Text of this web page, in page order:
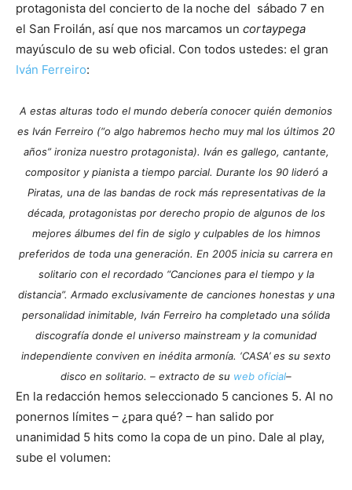
protagonista del concierto de la noche del sábado 7 en
el San Froilán, así que nos marcamos un cortaypega
mayúsculo de su web oficial. Con todos ustedes: el gran
Iván Ferreiro:
A estas alturas todo el mundo debería conocer quién demonios
es Iván Ferreiro (“o algo habremos hecho muy mal los últimos 20
años” ironiza nuestro protagonista). Iván es gallego, cantante,
compositor y pianista a tiempo parcial. Durante los 90 lideró a
Piratas, una de las bandas de rock más representativas de la
década, protagonistas por derecho propio de algunos de los
mejores álbumes del fin de siglo y culpables de los himnos
preferidos de toda una generación. En 2005 inicia su carrera en
solitario con el recordado “Canciones para el tiempo y la
distancia”. Armado exclusivamente de canciones honestas y una
personalidad inimitable, Iván Ferreiro ha completado una sólida
discografía donde el universo mainstream y la comunidad
independiente conviven en inédita armonía. ‘CASA’ es su sexto
disco en solitario. – extracto de su web oficial–
En la redacción hemos seleccionado 5 canciones 5. Al no
ponernos límites – ¿para qué? – han salido por
unanimidad 5 hits como la copa de un pino. Dale al play,
sube el volumen: